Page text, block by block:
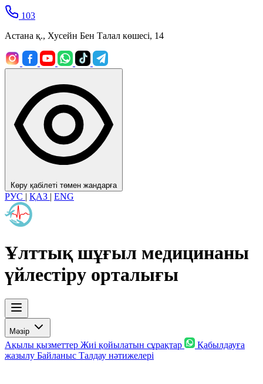
103
Астана қ., Хусейн Бен Талал көшесі, 14
Көру қабілеті төмен жандарға
РУС | ҚАЗ | ENG
Ұлттық шұғыл медицинаны
үйлестіру орталығы
Мәзір
Ақылы қызметтер Жиі қойылатын сұрақтар
Қабылдауға
жазылу Байланыс Талдау нәтижелері